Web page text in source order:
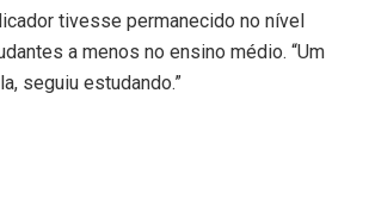
tivesse permanecido no nível
a menos no ensino médio. “Um
seguiu estudando.”